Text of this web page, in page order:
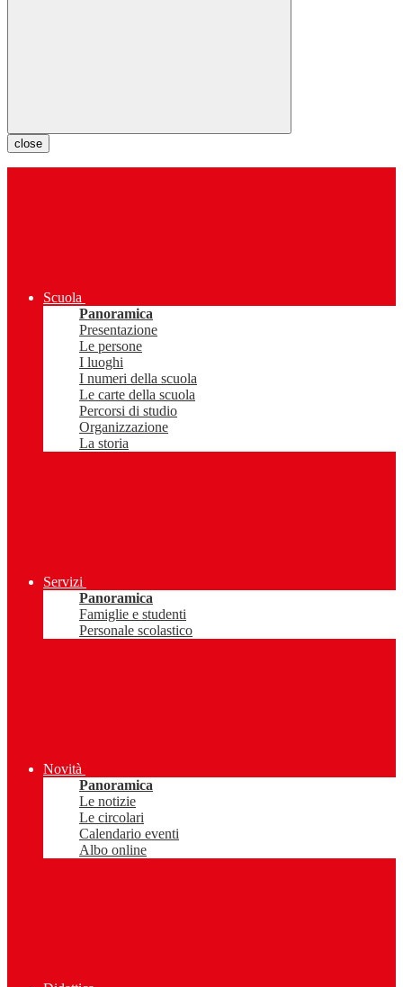
close
Scuola
Panoramica
Presentazione
Le persone
I luoghi
I numeri della scuola
Le carte della scuola
Percorsi di studio
Organizzazione
La storia
Servizi
Panoramica
Famiglie e studenti
Personale scolastico
Novità
Panoramica
Le notizie
Le circolari
Calendario eventi
Albo online